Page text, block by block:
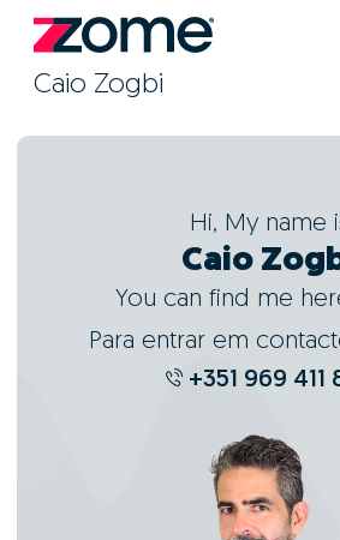
Caio Zogbi
Hi, My name
Caio
You can find me
Para entrar em
+351 969 411